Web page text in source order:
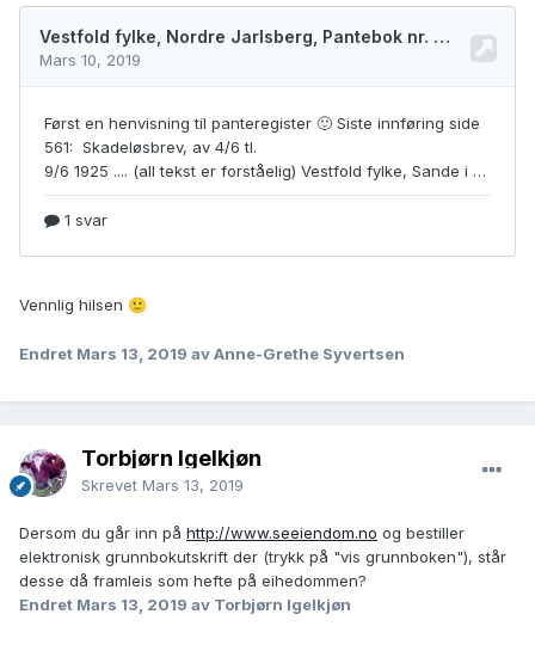
Vennlig hilsen 🙂
Endret Mars 13, 2019 av Anne-Grethe Syvertsen
Torbjørn Igelkjøn
Skrevet Mars 13, 2019
Dersom du går inn på http://www.seeiendom.no og bestiller
elektronisk grunnbokutskrift der (trykk på "vis grunnboken"), står
desse då framleis som hefte på eihedommen?
Endret Mars 13, 2019 av Torbjørn Igelkjøn